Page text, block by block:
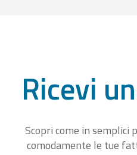
Ricevi
Scopri come in semplici
comodamente le tue